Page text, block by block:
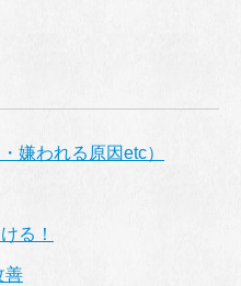
嫌われる原因etc）
る！
善